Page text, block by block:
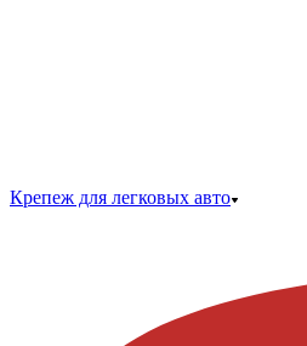
Крепеж для легковых авто